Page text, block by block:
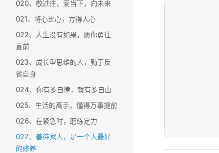
020、敬过往，爱当下，向未来
021、将心比心，方得人心
022、人生没有如果，愿你勇往
直前
023、成长型思维的人，勤于反
省自身
024、你有多自律，就有多自由
025、生活的高手，懂得万事提前
026、在紧急时，磨练定力
027、善待家人，是一个人最好
的修养